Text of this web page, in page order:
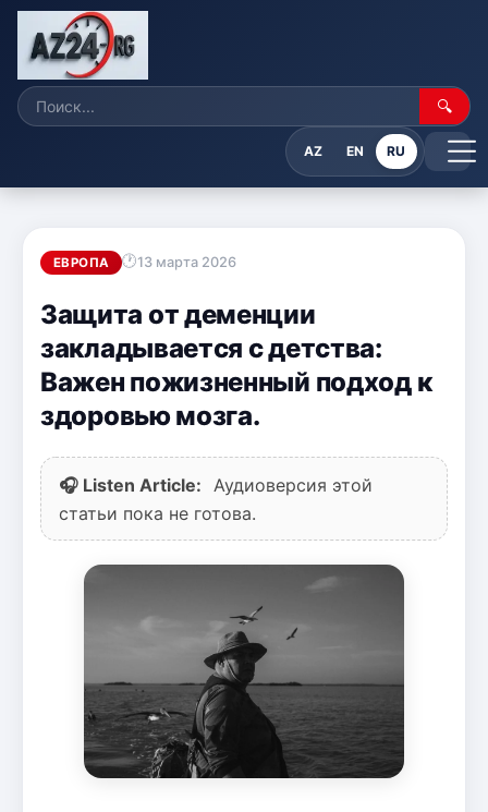
🔍
AZ EN RU
ЕВРОПА 13 марта 2026
Защита от деменции
закладывается с детства:
Важен пожизненный подход к
здоровью мозга.
🎧 Listen Article:
Аудиоверсия этой
статьи пока не готова.